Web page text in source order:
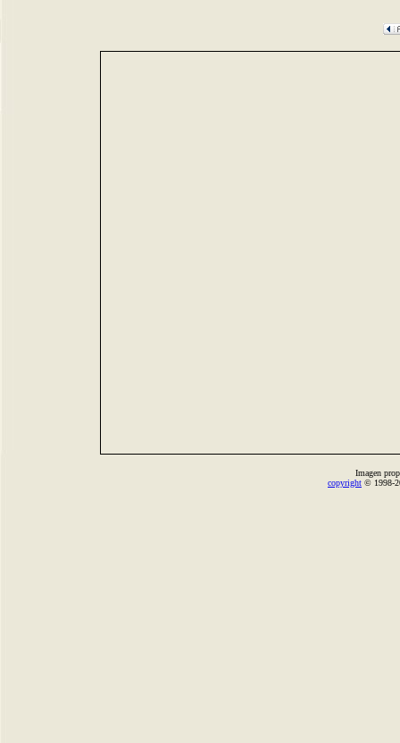
Imagen
copyright © 1998-